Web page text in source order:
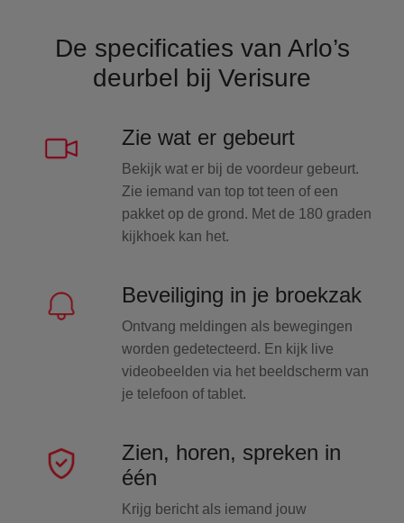
De specificaties van Arlo’s
deurbel bij Verisure
Zie wat er gebeurt
Bekijk wat er bij de voordeur gebeurt.
Zie iemand van top tot teen of een
pakket op de grond. Met de 180 graden
kijkhoek kan het.
Beveiliging in je broekzak
Ontvang meldingen als bewegingen
worden gedetecteerd. En kijk live
videobeelden via het beeldscherm van
je telefoon of tablet.
Zien, horen, spreken in
één
Krijg bericht als iemand jouw